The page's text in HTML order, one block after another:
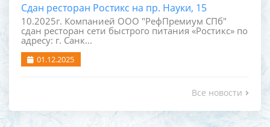
Сдан ресторан Ростикс на пр. Науки, 15
10.2025г. Компанией ООО "РефПремиум СПб"
сдан ресторан сети быстрого питания «Ростикс» по
адресу: г. Санк...
01.12.2025
Все новости